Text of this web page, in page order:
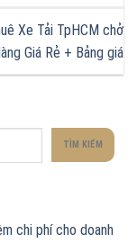
Xe Tải TpHCM chở
Giá Rẻ + Bảng giá
TÌM KIẾM
chi phí cho doanh